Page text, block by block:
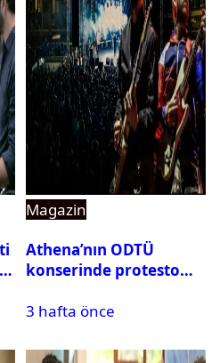
Magazin
Athena’nın ODTÜ
konserinde protesto
3 hafta önce